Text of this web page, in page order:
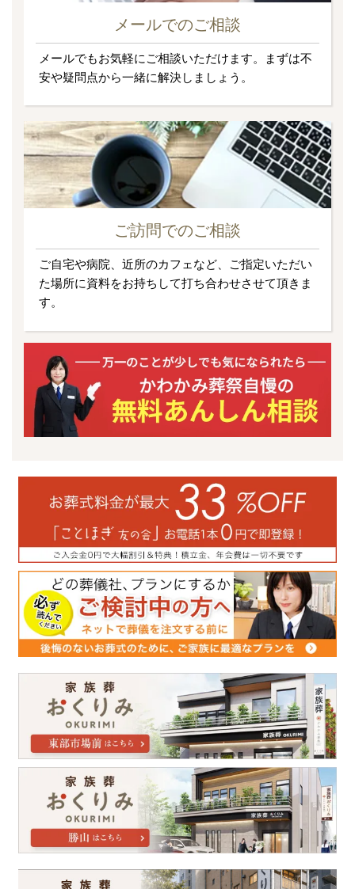
メールでのご相談
メールでもお気軽にご相談いただけます。まずは不
安や疑問点から一緒に解決しましょう。
ご訪問でのご相談
ご自宅や病院、近所のカフェなど、ご指定いただい
た場所に資料をお持ちして打ち合わせさせて頂きま
す。